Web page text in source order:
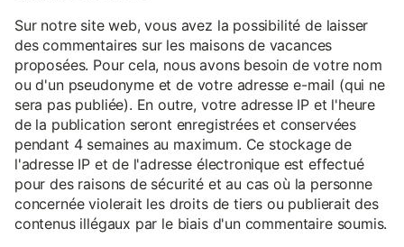
Sur notre site web, vous avez la possibilité de laisser
des commentaires sur les maisons de vacances
proposées. Pour cela, nous avons besoin de votre nom
ou d'un pseudonyme et de votre adresse e-mail (qui ne
sera pas publiée). En outre, votre adresse IP et l'heure
de la publication seront enregistrées et conservées
pendant 4 semaines au maximum. Ce stockage de
l'adresse IP et de l'adresse électronique est effectué
pour des raisons de sécurité et au cas où la personne
concernée violerait les droits de tiers ou publierait des
contenus illégaux par le biais d'un commentaire soumis.